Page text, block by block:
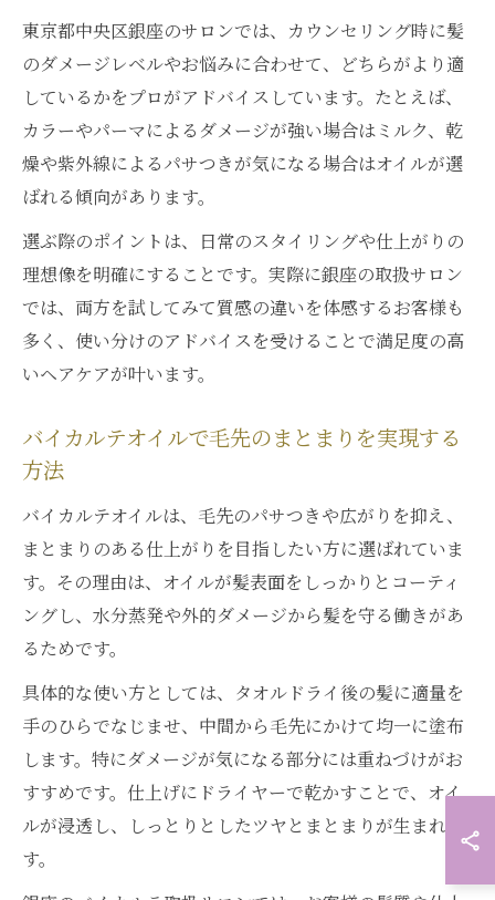
東京都中央区銀座のサロンでは、カウンセリング時に髪
のダメージレベルやお悩みに合わせて、どちらがより適
しているかをプロがアドバイスしています。たとえば、
カラーやパーマによるダメージが強い場合はミルク、乾
燥や紫外線によるパサつきが気になる場合はオイルが選
ばれる傾向があります。
選ぶ際のポイントは、日常のスタイリングや仕上がりの
理想像を明確にすることです。実際に銀座の取扱サロン
では、両方を試してみて質感の違いを体感するお客様も
多く、使い分けのアドバイスを受けることで満足度の高
いヘアケアが叶います。
バイカルテオイルで毛先のまとまりを実現する
方法
バイカルテオイルは、毛先のパサつきや広がりを抑え、
まとまりのある仕上がりを目指したい方に選ばれていま
す。その理由は、オイルが髪表面をしっかりとコーティ
ングし、水分蒸発や外的ダメージから髪を守る働きがあ
るためです。
具体的な使い方としては、タオルドライ後の髪に適量を
手のひらでなじませ、中間から毛先にかけて均一に塗布
します。特にダメージが気になる部分には重ねづけがお
すすめです。仕上げにドライヤーで乾かすことで、オイ
ルが浸透し、しっとりとしたツヤとまとまりが生まれま
す。